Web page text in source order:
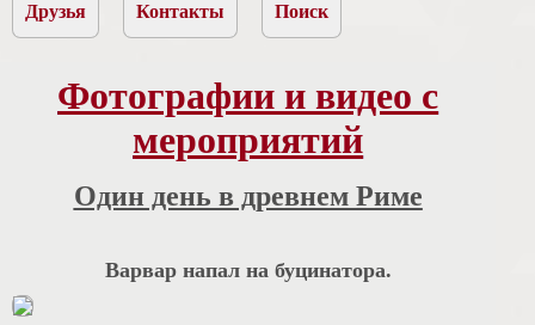
Друзья Контакты Поиск
Фотографии и видео с
мероприятий
Один день в древнем Риме
Варвар напал на буцинатора.